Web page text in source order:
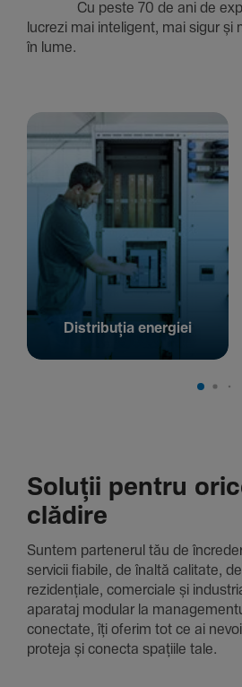
Cu peste 70 de ani de
lucrezi mai inte­li­gent, mai sigur și
în lume.
Distribuția energiei
Soluții pentru
clădire
Suntem parte­nerul tău de
servicii fiabile, de înaltă cali­tate,
rezi­den­țiale, comer­ciale și
aparataj modular la
conec­tate, îți oferim tot ce ai
proteja și conecta spațiile tale.